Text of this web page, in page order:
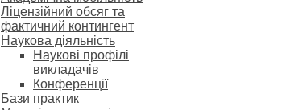
Ліцензійний обсяг та
фактичний контингент
Наукова діяльність
Наукові профілі
викладачів
Конференції
Бази практик